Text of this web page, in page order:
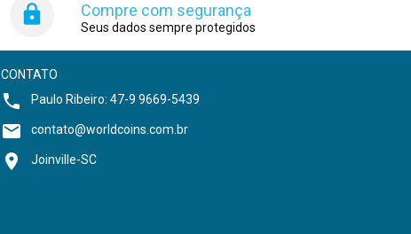
Compre com segurança
Seus dados sempre protegidos
CONTATO
Paulo Ribeiro: 47-9 9669-5439
contato@worldcoins.com.br
Joinville-SC